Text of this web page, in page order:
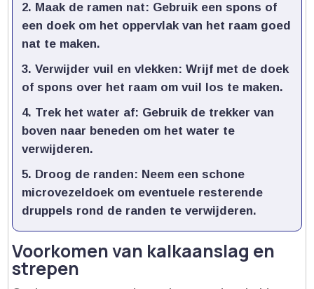
Maak de ramen nat: Gebruik een spons of
een doek om het oppervlak van het raam goed
nat te maken.​
Verwijder vuil en vlekken: Wrijf met de doek
of spons over het raam om vuil los te maken.​
Trek het water af: Gebruik de trekker van
boven naar beneden om het water te
verwijderen.​
Droog de randen: Neem een schone
microvezeldoek om eventuele resterende
druppels rond de randen te verwijderen.​
Voorkomen van kalkaanslag en
strepen